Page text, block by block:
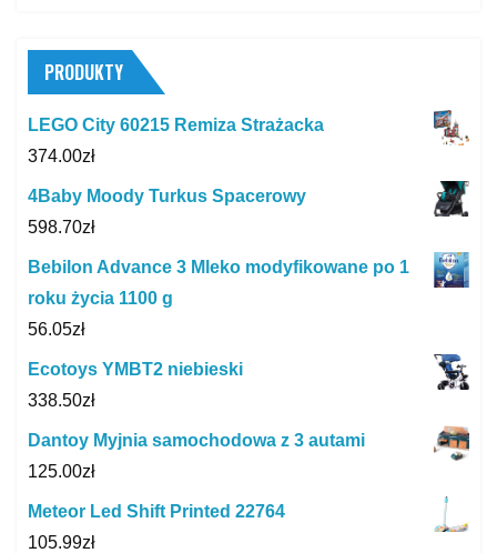
PRODUKTY
LEGO City 60215 Remiza Strażacka
374.00zł
4Baby Moody Turkus Spacerowy
598.70zł
Bebilon Advance 3 Mleko modyfikowane po 1
roku życia 1100 g
56.05zł
Ecotoys YMBT2 niebieski
338.50zł
Dantoy Myjnia samochodowa z 3 autami
125.00zł
Meteor Led Shift Printed 22764
105.99zł